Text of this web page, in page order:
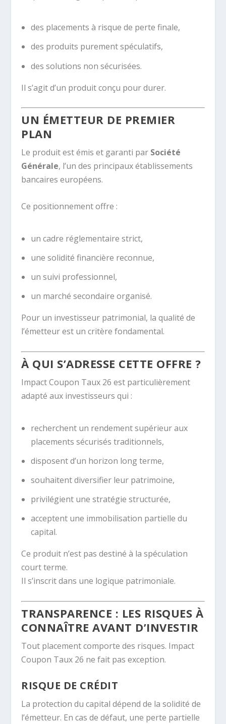
des placements à risque de perte finale,
des produits purement spéculatifs,
des solutions non sécurisées.
Il s’agit d’un produit conçu pour durer.
UN ÉMETTEUR DE PREMIER
PLAN
Le produit est émis et garanti par Société
Générale, l’un des principaux établissements
bancaires européens.
Ce positionnement offre :
un cadre réglementaire strict,
une solidité financière reconnue,
un suivi professionnel,
un marché secondaire organisé.
Pour un investisseur patrimonial, la qualité de
l’émetteur est un critère fondamental.
À QUI S’ADRESSE CETTE OFFRE ?
Impact Coupon Taux 26 est particulièrement
adapté aux investisseurs qui :
recherchent un rendement supérieur aux
placements sécurisés traditionnels,
disposent d’un horizon long terme,
souhaitent diversifier leur patrimoine,
privilégient une stratégie structurée,
acceptent une immobilisation partielle du
capital.
Ce produit n’est pas destiné à la spéculation
court terme.
Il s’inscrit dans une logique patrimoniale.
TRANSPARENCE : LES RISQUES À
CONNAÎTRE AVANT D’INVESTIR
Tout placement comporte des risques. Impact
Coupon Taux 26 ne fait pas exception.
RISQUE DE CRÉDIT
La protection du capital dépend de la solidité de
l’émetteur. En cas de défaut, une perte partielle